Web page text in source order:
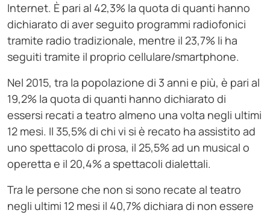
Internet. È pari al 42,3% la quota di quanti hanno
dichiarato di aver seguito programmi radiofonici
tramite radio tradizionale, mentre il 23,7% li ha
seguiti tramite il proprio cellulare/smartphone.
Nel 2015, tra la popolazione di 3 anni e più, è pari al
19,2% la quota di quanti hanno dichiarato di
essersi recati a teatro almeno una volta negli ultimi
12 mesi. Il 35,5% di chi vi si è recato ha assistito ad
uno spettacolo di prosa, il 25,5% ad un musical o
operetta e il 20,4% a spettacoli dialettali.
Tra le persone che non si sono recate al teatro
negli ultimi 12 mesi il 40,7% dichiara di non essere